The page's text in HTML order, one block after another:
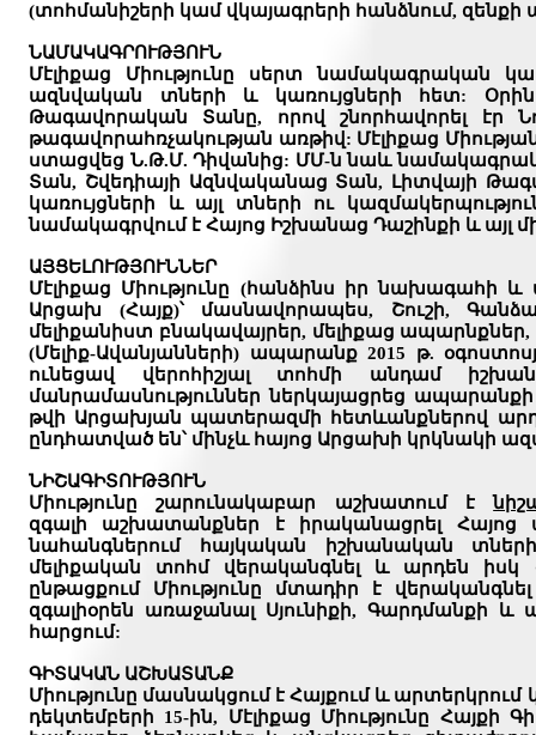
(տոհմանիշերի կամ վկայագրերի հանձնում, զենքի
ՆԱՄԱԿԱԳՐՈՒԹՅՈՒՆ
Մէլիքաց Միությունը սերտ
ազնվական տների և կառույցների հետ:
Թագավորական Տանը, որով շնորհավորել էր
թագավորահռչակության առթիվ: Մէլիքաց
ստացվեց Ն.Թ.Մ. Դիվանից: ՄՄ-ն նաև
Տան, Շվեդիայի Ազնվականաց Տան, Լիտվայի
կառույցների և այլ տների ու
նամակագրվում է Հայոց Իշխանաց Դաշինքի և
ԱՅՑԵԼՈՒԹՅՈՒՆՆԵՐ
Մէլիքաց Միությունը (հանձինս իր նախագահի
Արցախ (Հայք)՝ մասնավորապես, Շուշի,
մելիքանիստ բնակավայրեր, մելիքաց
(Մելիք-Ավանյանների) ապարանք 2015 թ.
ունեցավ վերոհիշյալ տոհմի անդամ
մանրամասնություններ ներկայացրեց
թվի Արցախյան պատերազմի հետևանքներով
ընդհատված են՝ մինչև հայոց Արցախի կրկնակի
ՆԻՇԱԳԻՏՈՒԹՅՈՒՆ
Միությունը շարունակաբար աշխատում է
զգալի աշխատանքներ է իրականացրել Հայոց
նահանգներում հայկական իշխանական
մելիքական տոհմ վերականգնել և արդեն
ընթացքում Միությունը մտադիր է
զգալիօրեն առաջանալ Սյունիքի, Գարդմանքի
հարցում:
ԳԻՏԱԿԱՆ ԱՇԽԱՏԱՆՔ
Միությունը մասնակցում է Հայքում և
դեկտեմբերի 15-ին, Մէլիքաց Միությունը